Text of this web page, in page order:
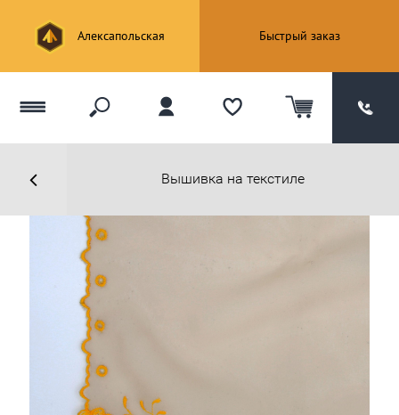
Алексапольская Быстрый заказ
Вышивка на текстиле